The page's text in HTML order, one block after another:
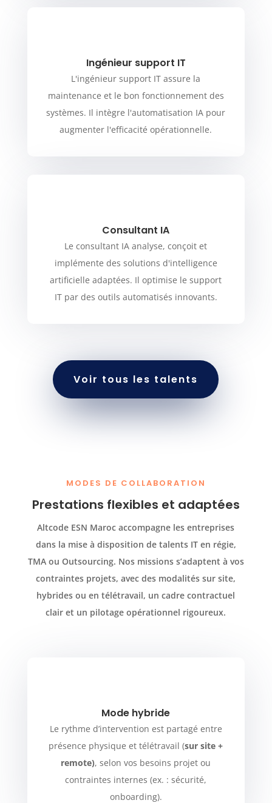
Ingénieur support IT
L'ingénieur support IT assure la
maintenance et le bon fonctionnement des
systèmes. Il intègre l'automatisation IA pour
augmenter l'efficacité opérationnelle.
Consultant IA
Le consultant IA analyse, conçoit et
implémente des solutions d'intelligence
artificielle adaptées. Il optimise le support
IT par des outils automatisés innovants.
Voir tous les talents
MODES DE COLLABORATION
Prestations flexibles et adaptées
Altcode ESN Maroc accompagne les entreprises
dans la mise à disposition de talents IT en régie,
TMA ou Outsourcing. Nos missions s’adaptent à vos
contraintes projets, avec des modalités sur site,
hybrides ou en télétravail, un cadre contractuel
clair et un pilotage opérationnel rigoureux.
Mode hybride
Le rythme d’intervention est partagé entre
présence physique et télétravail (sur site +
remote), selon vos besoins projet ou
contraintes internes (ex. : sécurité,
onboarding).